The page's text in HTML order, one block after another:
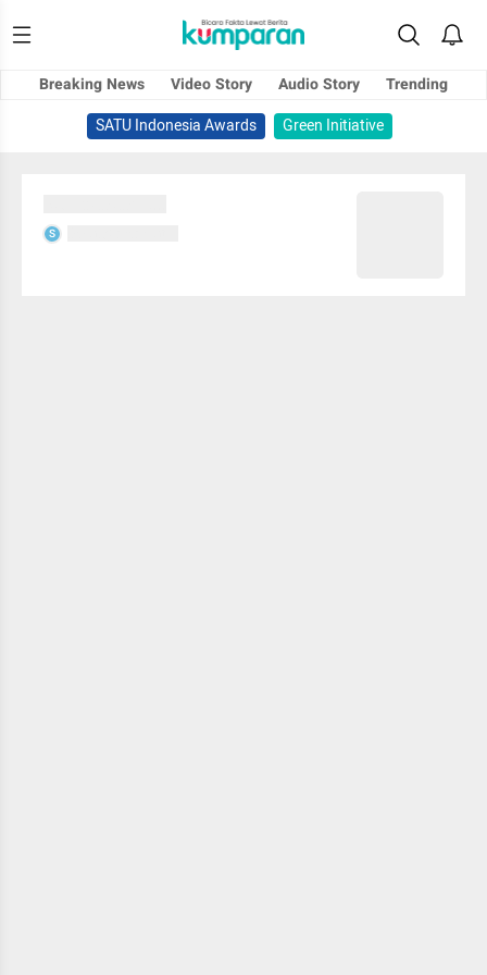
Breaking News Video Story Audio Story
Trending
SATU Indonesia Awards
Green Initiative
S